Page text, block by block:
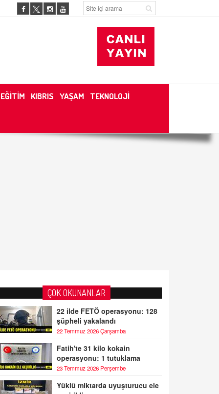
EĞİTİM KIBRIS YAŞAM TEKNOLOJİ
ÇOK OKUNANLAR
22 ilde FETÖ operasyonu: 128
şüpheli yakalandı
22 Temmuz 2026 Çarşamba
Fatih'te 31 kilo kokain
operasyonu: 1 tutuklama
23 Temmuz 2026 Perşembe
Yüklü miktarda uyuşturucu ele